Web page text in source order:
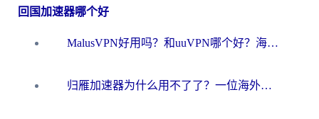
回国加速器哪个好
MalusVPN好用吗？和uuVPN哪个好？海外党无缝访问国内资源的真实对比与选择指南
归雁加速器为什么用不了了？一位海外游子的真实困惑与技术解答